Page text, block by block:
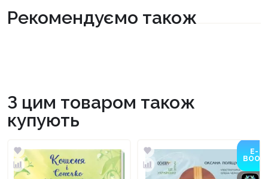
Рекомендуємо також
З цим товаром також
купують
E-
BOOK